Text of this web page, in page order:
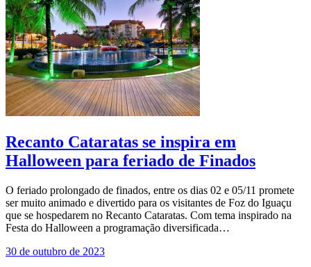
Recanto Cataratas se inspira em
Halloween para feriado de Finados
O feriado prolongado de finados, entre os dias 02 e 05/11 promete
ser muito animado e divertido para os visitantes de Foz do Iguaçu
que se hospedarem no Recanto Cataratas. Com tema inspirado na
Festa do Halloween a programação diversificada…
30 de outubro de 2023